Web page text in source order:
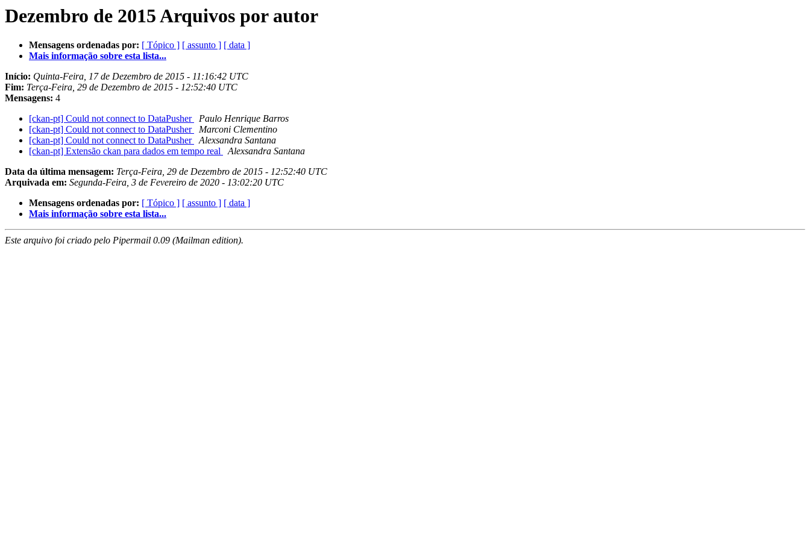
Dezembro de 2015 Arquivos por autor
Mensagens ordenadas por: [ Tópico ] [ assunto ] [ data ]
Mais informação sobre esta lista...
Início: Quinta-Feira, 17 de Dezembro de 2015 - 11:16:42 UTC
Fim: Terça-Feira, 29 de Dezembro de 2015 - 12:52:40 UTC
Mensagens: 4
[ckan-pt] Could not connect to DataPusher
Paulo Henrique Barros
[ckan-pt] Could not connect to DataPusher
Marconi Clementino
[ckan-pt] Could not connect to DataPusher
Alexsandra Santana
[ckan-pt] Extensão ckan para dados em tempo real
Alexsandra Santana
Data da última mensagem: Terça-Feira, 29 de Dezembro de 2015 - 12:52:40 UTC
Arquivada em: Segunda-Feira, 3 de Fevereiro de 2020 - 13:02:20 UTC
Mensagens ordenadas por: [ Tópico ] [ assunto ] [ data ]
Mais informação sobre esta lista...
Este arquivo foi criado pelo Pipermail 0.09 (Mailman edition).